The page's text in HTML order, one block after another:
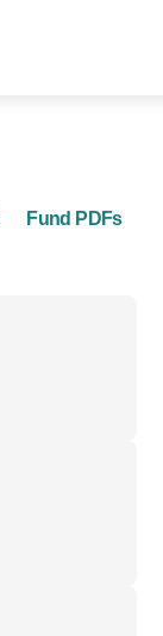
Fund PDFs